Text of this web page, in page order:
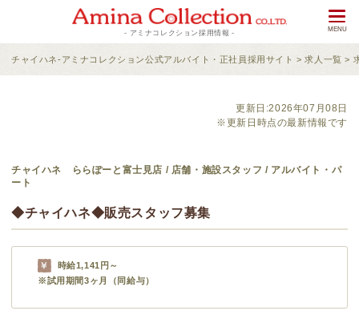
- アミナコレクション採用情報 -
チャイハネ-アミナコレクション公式アルバイト・正社員採用サイト > 求人一覧 >
更新日:2026年07月08日
※更新日時点の最新情報です
チャイハネ ららぽーと富士見店 / 店舗・施設スタッフ / アルバイト・パ
ート
◆チャイハネ◆販売スタッフ募集
時給1,141円～
※試用期間3ヶ月（同給与）